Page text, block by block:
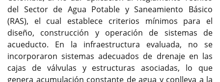
del Sector de Agua Potable y Saneamiento Básico
(RAS), el cual establece criterios mínimos para el
diseño, construcción y operación de sistemas de
acueducto. En la infraestructura evaluada, no se
incorporaron sistemas adecuados de drenaje en las
cajas de válvulas y estructuras asociadas, lo que
genera acumulación constante de agua y conlleva a la